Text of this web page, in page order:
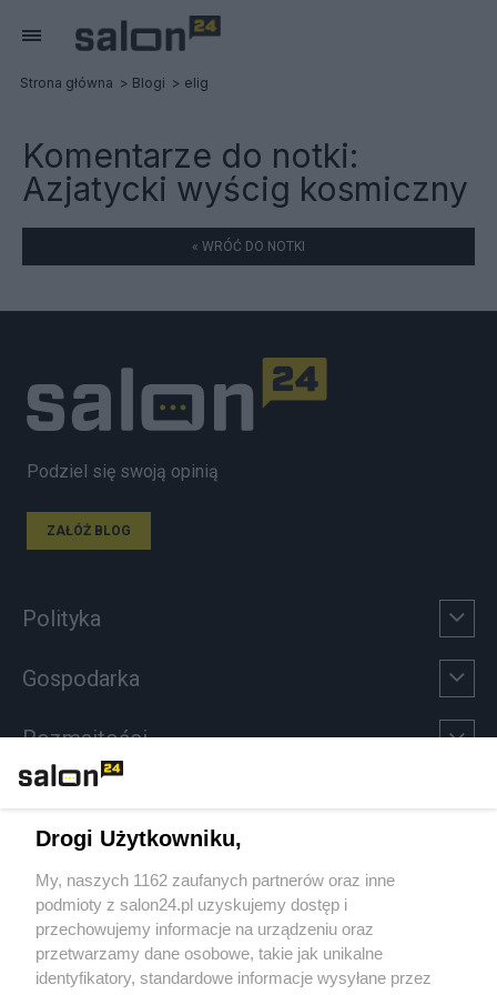
Strona główna Blogi elig
Komentarze do notki:
Azjatycki wyścig kosmiczny
« WRÓĆ DO NOTKI
Podziel się swoją opinią
ZAŁÓŻ BLOG
Polityka
Gospodarka
Rozmaitości
Sport
Społeczeństwo
Kultura
Drogi Użytkowniku,
My, naszych 1162 zaufanych partnerów oraz inne
podmioty z salon24.pl uzyskujemy dostęp i
przechowujemy informacje na urządzeniu oraz
przetwarzamy dane osobowe, takie jak unikalne
identyfikatory, standardowe informacje wysyłane przez